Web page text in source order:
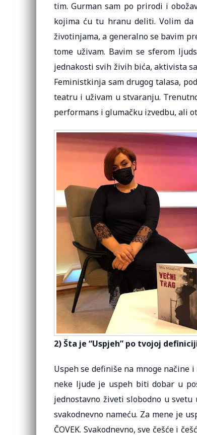
tim. Gurman sam po prirodi i
kojima ću tu hranu deliti. Volim
životinjama, a generalno se bavim
tome uživam. Bavim se sferom
jednakosti svih živih bića, aktivista
Feministkinja sam drugog talasa,
teatru i uživam u stvaranju.
performans i glumačku izvedbu, ali
2) Šta je “Uspjeh” po tvojoj
Uspeh se definiše na mnoge načine
neke ljude je uspeh biti dobar u
jednostavno živeti slobodno u
svakodnevno nameću. Za mene je
ČOVEK. Svakodnevno, sve češće i